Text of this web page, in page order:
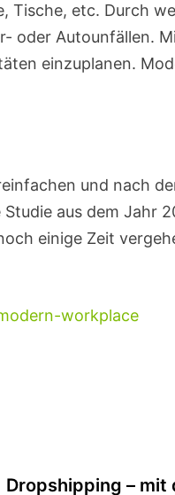
Tische, etc. Durch
oder Autounfällen.
einzuplanen.
und nach
aus dem Jahr
einige Zeit
workplace
Dropshipping – mit